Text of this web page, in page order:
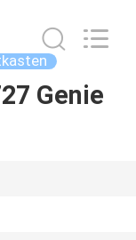
Genie